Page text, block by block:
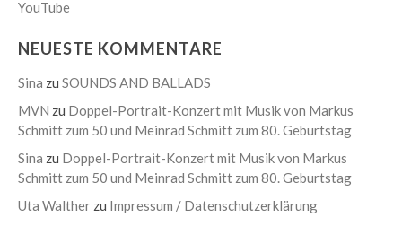
YouTube
NEUESTE KOMMENTARE
Sina zu SOUNDS AND BALLADS
MVN zu Doppel-Portrait-Konzert mit Musik von Markus
Schmitt zum 50 und Meinrad Schmitt zum 80. Geburtstag
Sina zu Doppel-Portrait-Konzert mit Musik von Markus
Schmitt zum 50 und Meinrad Schmitt zum 80. Geburtstag
Uta Walther zu Impressum / Datenschutzerklärung